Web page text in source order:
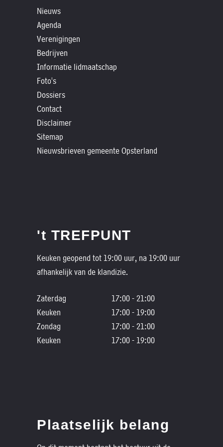
Nieuws
Agenda
Verenigingen
Bedrijven
Informatie lidmaatschap
Foto's
Dossiers
Contact
Disclaimer
Sitemap
Nieuwsbrieven gemeente Opsterland
't TREFPUNT
Keuken geopend tot 19:00 uur, na 19:00 uur
afhankelijk van de klandizie.
Zaterdag
17:00 - 21:00
Keuken
17:00 - 19:00
Zondag
17:00 - 21:00
Keuken
17:00 - 19:00
Plaatselijk belang
Historische
verhalen
Dossiers
Contact
Nieuwsbrieven
gemeente
Opsterland